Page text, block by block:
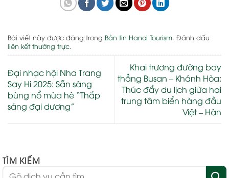
Bài viết này được đăng trong Bản tin Hanoi Tourism. Đánh dấu
liên kết thường trực.
Đại nhạc hội Nha Trang
Say Hi 2025: Sẵn sàng
bùng nổ mùa hè “Thắp
sáng đại dương”
Khai trương đường bay
thẳng Busan – Khánh Hòa:
Thúc đẩy du lịch giữa hai
trung tâm biển hàng đầu
Việt – Hàn
TÌM KIẾM